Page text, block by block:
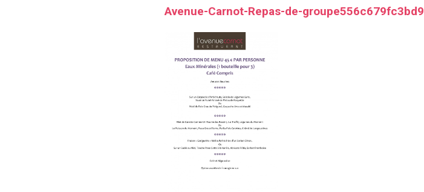
Avenue-Carnot-Repas-de-groupe556c679fc3bd9